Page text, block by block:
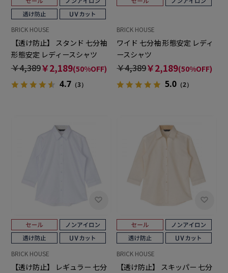
BRICK HOUSE
【透け防止】 スタンド 七分袖
形態安定 レディースシャツ
￥4,389￥2,189(50%OFF)
4.7（3）
BRICK HOUSE
ワイド 七分袖 形態安定 レディ
ースシャツ
￥4,389￥2,189(50%OFF)
5.0 （2）
BRICK HOUSE
【透け防止】 レギュラー 七分
BRICK HOUSE
【透け防止】 スキッパー 七分